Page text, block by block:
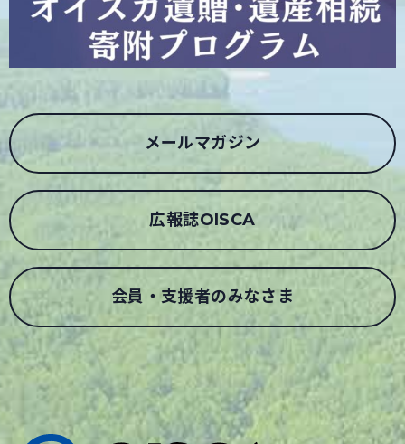
メールマガジン
広報誌OISCA
会員・支援者のみなさま